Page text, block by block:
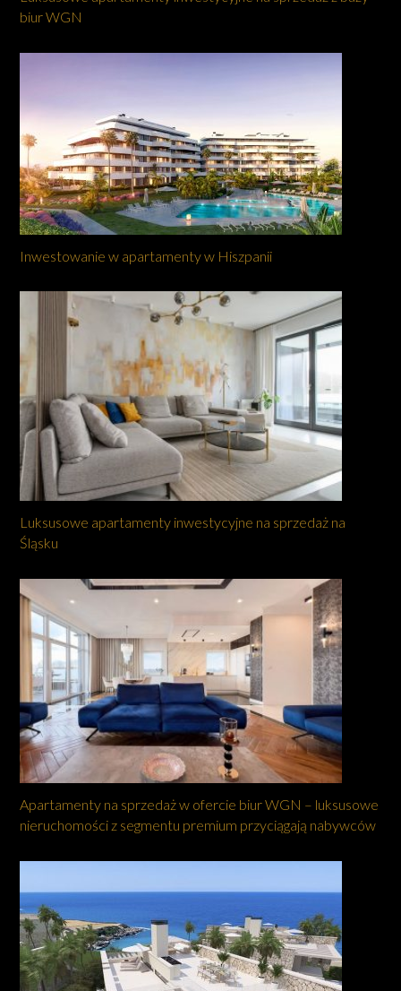
biur WGN
Inwestowanie w apartamenty w Hiszpanii
Luksusowe apartamenty inwestycyjne na sprzedaż na
Śląsku
Apartamenty na sprzedaż w ofercie biur WGN – luksusowe
nieruchomości z segmentu premium przyciągają nabywców